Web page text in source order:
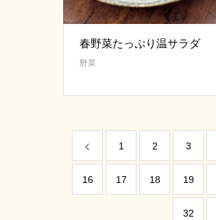
春野菜たっぷり温サラダ
野菜
1 2 3
16 17 18 19
32